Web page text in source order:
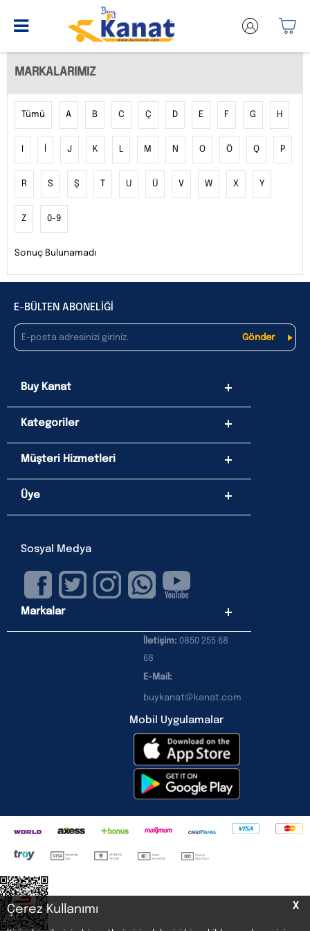
X
Çerez Kullanımı
MARKALARIMIZ
Tümü A B C Ç D E F G H
J K L M N O Ö Q P
R S Ş T U Ü V W X Y
Z 0-9
Sonuç Bulunamadı
E-BÜLTEN ABONELİĞİ
Buy Kanat
Kategoriler
Müşteri Hizmetleri
Üye
Sosyal Medya
Markalar
İletişim: 0850 255 68
68
E-Mail:
buykanat@kanat.com
Mobil Uygulamalar